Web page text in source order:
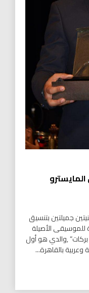
جميلتين بتنسيق
للموسيقى الأصيلة
بركات” ,والدي هو أول
بالقاهرة...